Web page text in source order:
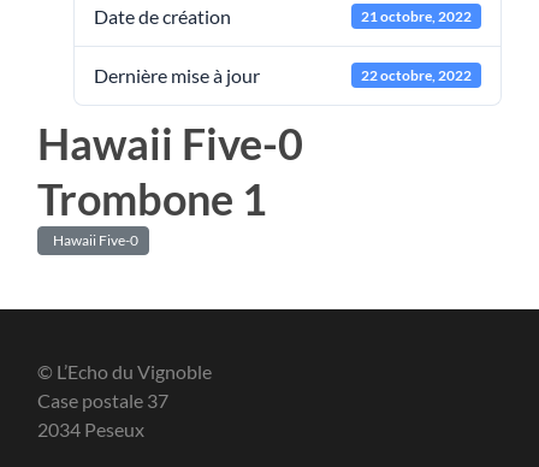
Date de création 21 octobre, 2022
Dernière mise à jour 22 octobre, 2022
Hawaii Five-0
Trombone 1
Hawaii Five-0
© L’Echo du Vignoble
Case postale 37
2034 Peseux